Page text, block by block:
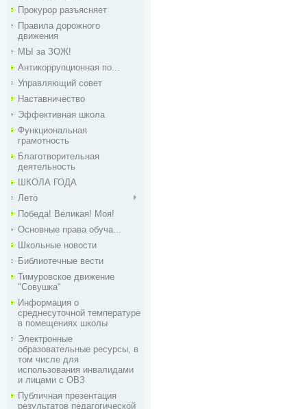
Прокурор разъясняет
Правила дорожного
движения
МЫ за ЗОЖ!
Антикоррупционная по...
Управляющий совет
Наставничество
Эффективная школа
Функциональная
грамотность
Благотворительная
деятельность
ШКОЛА ГОДА
Лето
Победа! Великая! Моя!
Основные права обуча...
Школьные новости
Библиотечные вести
Тимуровское движение
"Совушка"
Информация о
среднесуточной температуре
в помещениях школы
Электронные
образовательные ресурсы, в
том числе для
использования инвалидами
и лицами с ОВЗ
Публичная презентация
результатов педагогической